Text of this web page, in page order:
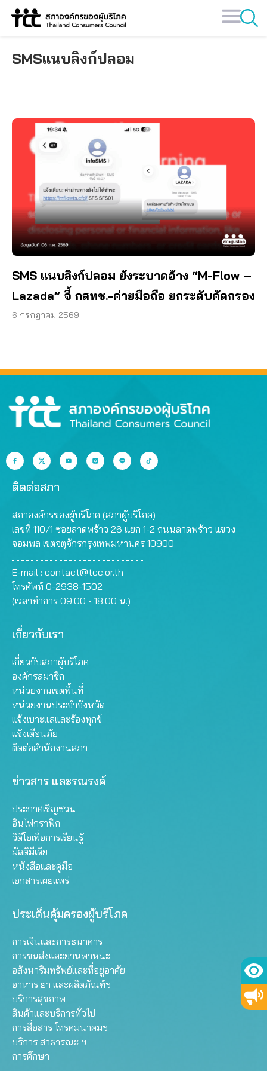
Skip
SMSแนบลิงก์ปลอม
SMS แนบลิงก์ปลอม ยังระบาดอ้าง “M-Flow –
Lazada” จี้ กสทช.-ค่ายมือถือ ยกระดับคัดกรอง
6 กรกฎาคม 2569
ติดต่อสภา
สภาองค์กรของผู้บริโภค (สภาผู้บริโภค)
เลขที่ 110/1 ซอยลาดพร้าว 26 แยก 1-2 ถนนลาดพร้าว แขวง
จอมพล เขตจตุจักรกรุงเทพมหานคร 10900
E-mail : contact@tcc.or.th
โทรศัพท์ 0-2938-1502
(เวลาทำการ 09.00 - 18.00 น.)
เกี่ยวกับเรา
เกี่ยวกับสภาผู้บริโภค
องค์กรสมาชิก
หน่วยงานเขตพื้นที่
หน่วยงานประจำจังหวัด
แจ้งเบาะแสและร้องทุกข์
แจ้งเตือนภัย
ติดต่อสำนักงานสภา
ข่าวสาร และรณรงค์
ประกาศเชิญชวน
อินโฟกราฟิก
วิดีโอเพื่อการเรียนรู้
มัลติมีเดีย
หนังสือและคู่มือ
เอกสารเผยแพร่
ประเด็นคุ้มครองผู้บริโภค
การเงินและการธนาคาร
การขนส่งและยานพาหนะ
อสังหาริมทรัพย์และที่อยู่อาศัย
อาหาร ยา และผลิตภัณฑ์ฯ
บริการสุขภาพ
สินค้าและบริการทั่วไป
การสื่อสาร โทรคมนาคมฯ
บริการ สาธารณะ ฯ
การศึกษา